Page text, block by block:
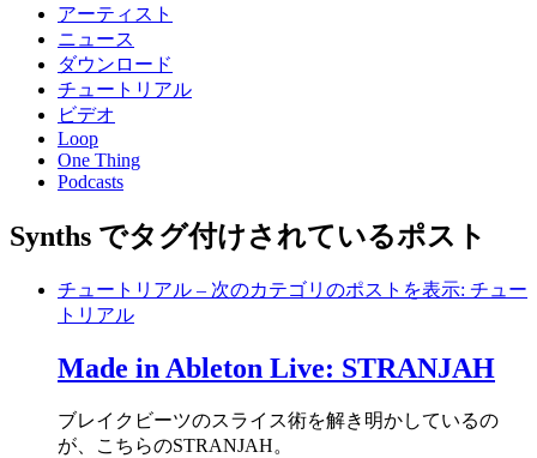
アーティスト
ニュース
ダウンロード
チュートリアル
ビデオ
Loop
One Thing
Podcasts
Synths でタグ付けされているポスト
チュートリアル – 次のカテゴリのポストを表示: チュー
トリアル
Made in Ableton Live: STRANJAH
ブレイクビーツのスライス術を解き明かしているの
が、こちらのSTRANJAH。